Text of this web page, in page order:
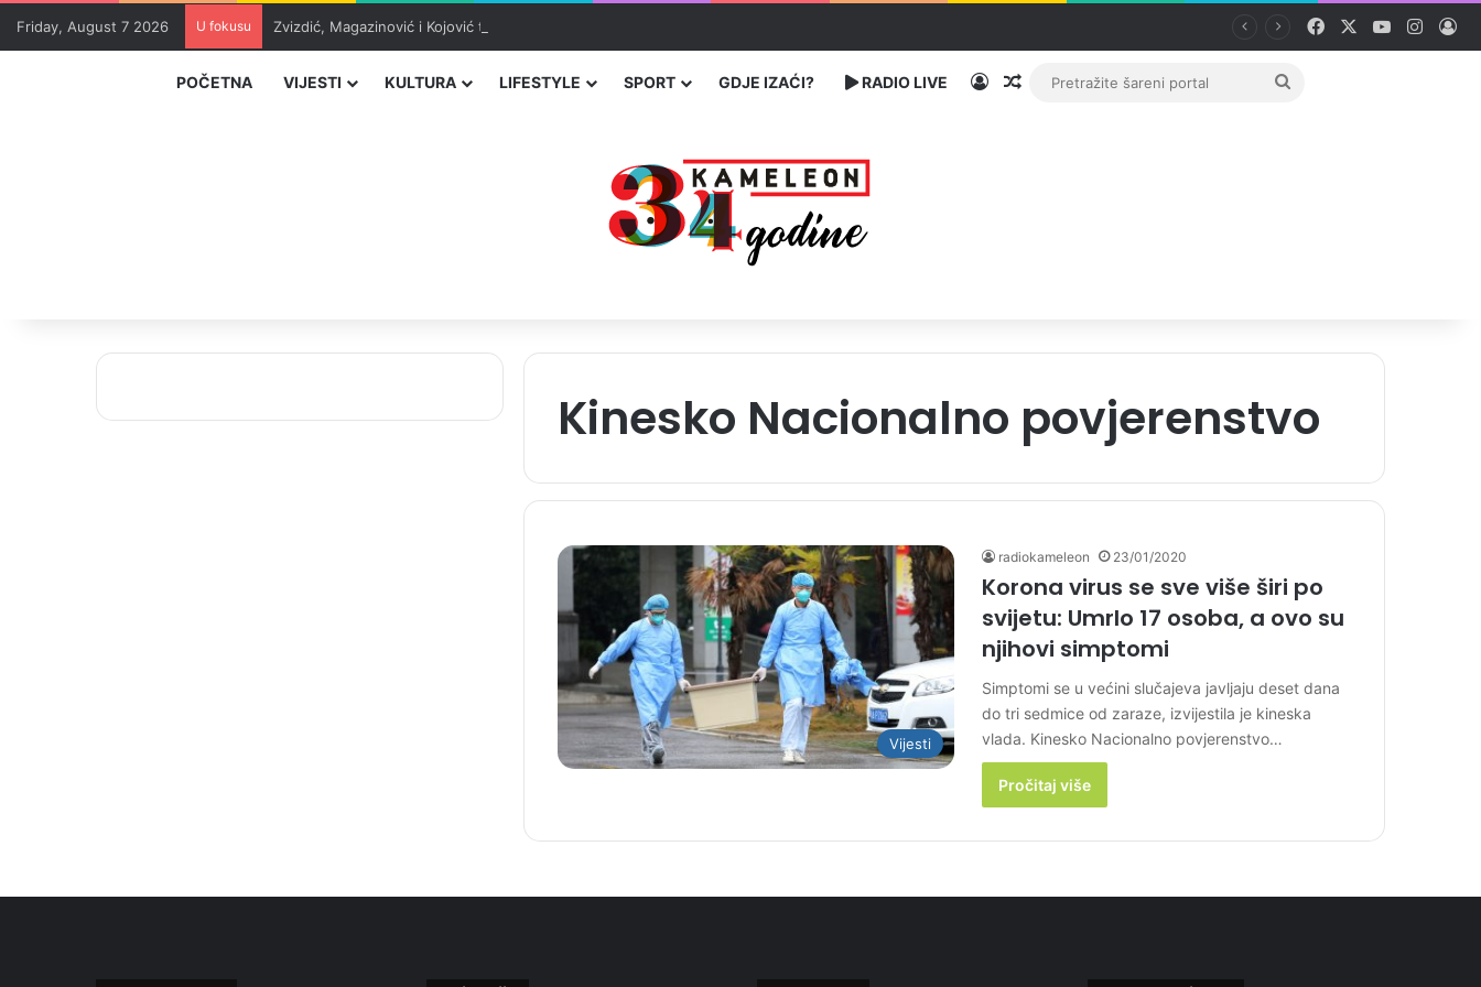
Friday, August 7 2026 U fokusu Zvizdić, Magazinović i Kojović traže poseban status za Memorijalni centar Srebrenica Facebook YouTube
POČETNA VIJESTI KULTURA LIFESTYLE SPORT GDJE IZAĆI? RADIO LIVE PrijavaRandom članak
Pretražite
Kinesko Nacionalno povjerenstvo
Vijesti
radiokameleon 23/01/2020
Korona virus se sve više širi po
svijetu: Umrlo 17 osoba, a ovo su
njihovi simptomi
Simptomi se u većini slučajeva javljaju deset dana
do tri sedmice od zaraze, izvijestila je kineska
vlada. Kinesko Nacionalno povjerenstvo…
Pročitaj više